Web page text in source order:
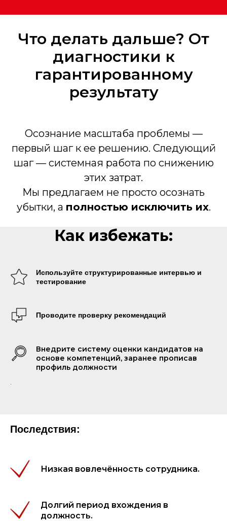
Что делать дальше? От
диагностики к
гарантированному
результату
Осознание масштаба проблемы —
первый шаг к ее решению. Следующий
шаг — системная работа по снижению
этих затрат.
Мы предлагаем не просто осознать
убытки, а полностью исключить их.
Как избежать:
Используйте структурированные интервью и
тестирование
Проводите проверку рекомендаций
Внедрите систему оценки кандидатов на
основе компетенций, заранее прописав
профиль должности
.
Последствия:
Низкая вовлечённость сотрудника.
Долгий период вхождения в
должность.